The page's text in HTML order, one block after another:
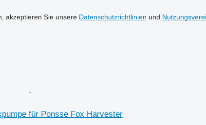
akzeptieren Sie unsere Datenschutzrichtlinien und
für Ponsse Fox Harvester